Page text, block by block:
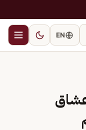
EN
عشاق